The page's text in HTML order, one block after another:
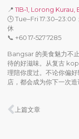
📍 11B‑1, Lorong
🕒 Tue–Fri 17:30–23:00
休
📞 +60 17‑527 7285
Bangsar 的美食魅力不
待的好滋味。从复古
理陪你度过。不论你偏
店，都会成为你下一次
上篇文章